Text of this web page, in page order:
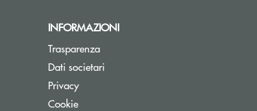
INFORMAZIONI
TrasparenzaApre una nuova finestra
Dati societari
PrivacyApre una nuova finestra
CookieApre una nuova finestra